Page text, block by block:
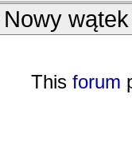
Nowy wątek
This forum